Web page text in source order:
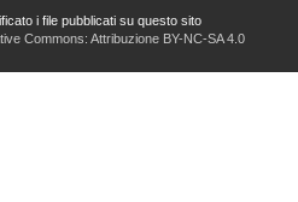
i file pubblicati su questo sito
Commons: Attribuzione BY-NC-SA 4.0